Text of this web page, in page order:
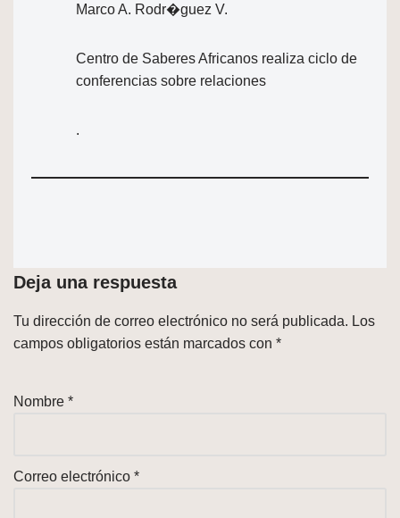
Marco A. Rodr�guez V.
Centro de Saberes Africanos realiza ciclo de
conferencias sobre relaciones
.
Deja una respuesta
Tu dirección de correo electrónico no será publicada. Los
campos obligatorios están marcados con *
Nombre *
Correo electrónico *